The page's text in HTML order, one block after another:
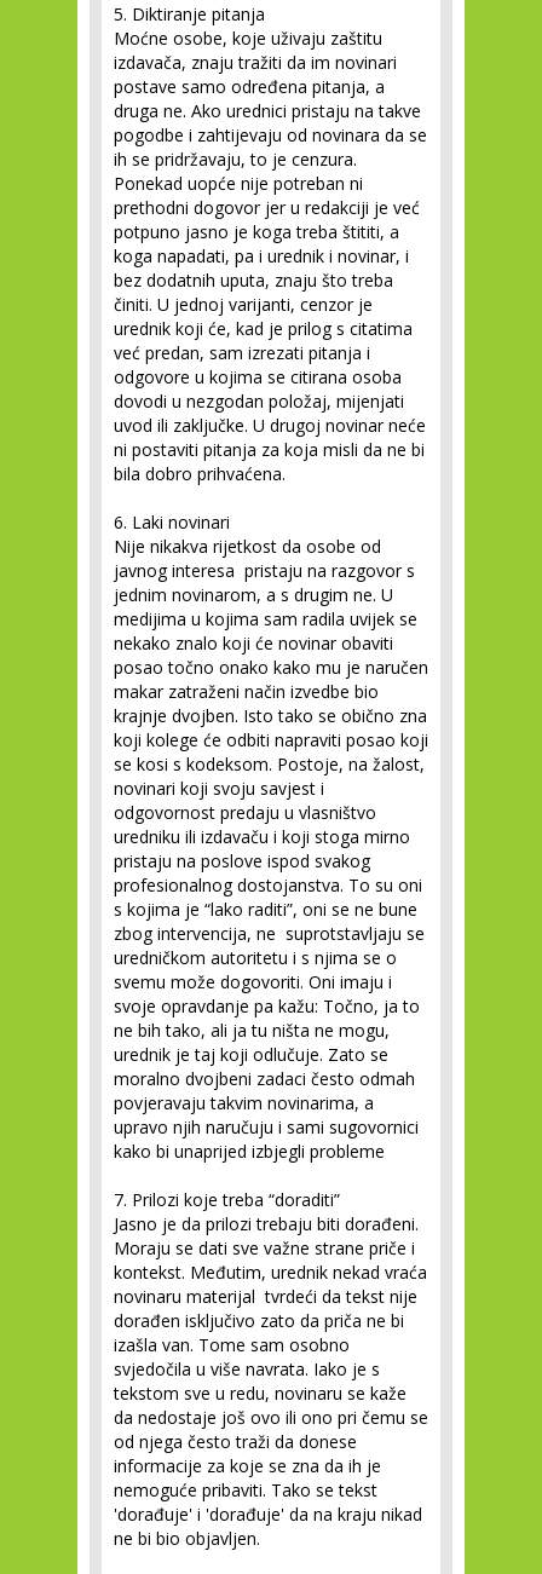
5. Diktiranje pitanja
Moćne osobe, koje uživaju zaštitu
izdavača, znaju tražiti da im novinari
postave samo određena pitanja, a
druga ne. Ako urednici pristaju na takve
pogodbe i zahtijevaju od novinara da se
ih se pridržavaju, to je cenzura.
Ponekad uopće nije potreban ni
prethodni dogovor jer u redakciji je već
potpuno jasno je koga treba štititi, a
koga napadati, pa i urednik i novinar, i
bez dodatnih uputa, znaju što treba
činiti. U jednoj varijanti, cenzor je
urednik koji će, kad je prilog s citatima
već predan, sam izrezati pitanja i
odgovore u kojima se citirana osoba
dovodi u nezgodan položaj, mijenjati
uvod ili zaključke. U drugoj novinar neće
ni postaviti pitanja za koja misli da ne bi
bila dobro prihvaćena.
6. Laki novinari
Nije nikakva rijetkost da osobe od
javnog interesa pristaju na razgovor s
jednim novinarom, a s drugim ne. U
medijima u kojima sam radila uvijek se
nekako znalo koji će novinar obaviti
posao točno onako kako mu je naručen
makar zatraženi način izvedbe bio
krajnje dvojben. Isto tako se obično zna
koji kolege će odbiti napraviti posao koji
se kosi s kodeksom. Postoje, na žalost,
novinari koji svoju savjest i
odgovornost predaju u vlasništvo
uredniku ili izdavaču i koji stoga mirno
pristaju na poslove ispod svakog
profesionalnog dostojanstva. To su oni
s kojima je “lako raditi”, oni se ne bune
zbog intervencija, ne suprotstavljaju se
uredničkom autoritetu i s njima se o
svemu može dogovoriti. Oni imaju i
svoje opravdanje pa kažu: Točno, ja to
ne bih tako, ali ja tu ništa ne mogu,
urednik je taj koji odlučuje. Zato se
moralno dvojbeni zadaci često odmah
povjeravaju takvim novinarima, a
upravo njih naručuju i sami sugovornici
kako bi unaprijed izbjegli probleme
7. Prilozi koje treba “doraditi”
Jasno je da prilozi trebaju biti dorađeni.
Moraju se dati sve važne strane priče i
kontekst. Međutim, urednik nekad vraća
novinaru materijal tvrdeći da tekst nije
dorađen isključivo zato da priča ne bi
izašla van. Tome sam osobno
svjedočila u više navrata. Iako je s
tekstom sve u redu, novinaru se kaže
da nedostaje još ovo ili ono pri čemu se
od njega često traži da donese
informacije za koje se zna da ih je
nemoguće pribaviti. Tako se tekst
'dorađuje' i 'dorađuje' da na kraju nikad
ne bi bio objavljen.